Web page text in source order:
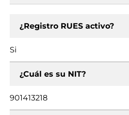
¿Registro RUES activo?
Si
¿Cuál es su NIT?
901413218